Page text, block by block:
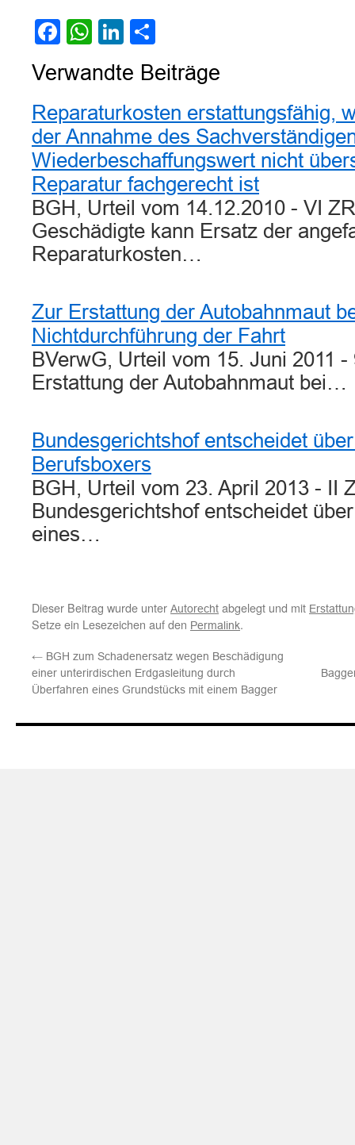
Facebook
WhatsApp
LinkedIn
Verwandte Beiträge
Reparaturkosten erstattungsfähig,
der Annahme des
Wiederbeschaffungswert nicht
Reparatur fachgerecht ist
BGH, Urteil vom 14.12.2010 - VI
Geschädigte kann Ersatz der
Reparaturkosten…
Zur Erstattung der Autobahnmaut
Nichtdurchführung der Fahrt
BVerwG, Urteil vom 15. Juni 2011
Erstattung der Autobahnmaut bei…
Bundesgerichtshof entscheidet
Berufsboxers
BGH, Urteil vom 23. April 2013 - II
Bundesgerichtshof entscheidet
eines…
Dieser Beitrag wurde unter Autorecht abgelegt und mit
Setze ein Lesezeichen auf den Permalink.
← BGH zum Schadenersatz wegen Beschädigung
einer unterirdischen Erdgasleitung durch
Überfahren eines Grundstücks mit einem Bagger